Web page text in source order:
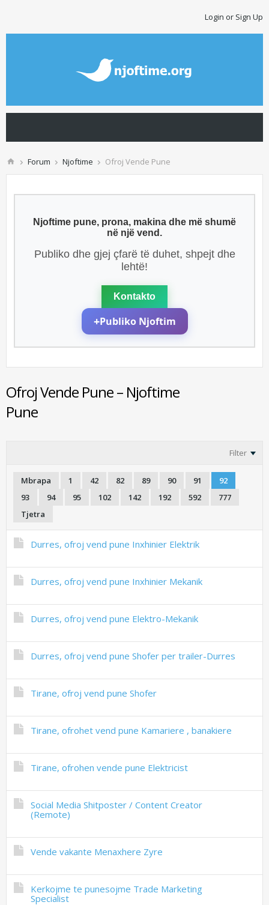
Login or Sign Up
Forum Njoftime Ofroj Vende Pune
Njoftime pune, prona, makina dhe më shumë
në një vend.
Publiko dhe gjej çfarë të duhet, shpejt dhe
lehtë!
Kontakto
+Publiko Njoftim
Ofroj Vende Pune – Njoftime
Pune
Filter
Mbrapa 1 42 82 89 90 91
92
93
94 95 102 142 192 592
777
Tjetra
Durres, ofroj vend pune Inxhinier Elektrik
Durres, ofroj vend pune Inxhinier Mekanik
Durres, ofroj vend pune Elektro-Mekanik
Durres, ofroj vend pune Shofer per trailer-Durres
Tirane, ofroj vend pune Shofer
Tirane, ofrohet vend pune Kamariere , banakiere
Tirane, ofrohen vende pune Elektricist
Social Media Shitposter / Content Creator
(Remote)
Vende vakante Menaxhere Zyre
Kerkojme te punesojme Trade Marketing
Specialist